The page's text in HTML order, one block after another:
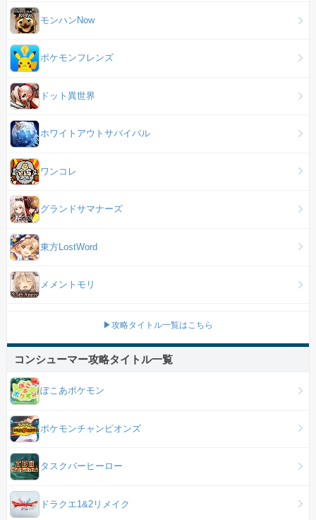
モンハンNow
ポケモンフレンズ
ドット異世界
ホワイトアウトサバイバル
ワンコレ
グランドサマナーズ
東方LostWord
メメントモリ
▶攻略タイトル一覧はこちら
コンシューマー攻略タイトル一覧
ぽこあポケモン
ポケモンチャンピオンズ
タスクバーヒーロー
ドラクエ1&2リメイク